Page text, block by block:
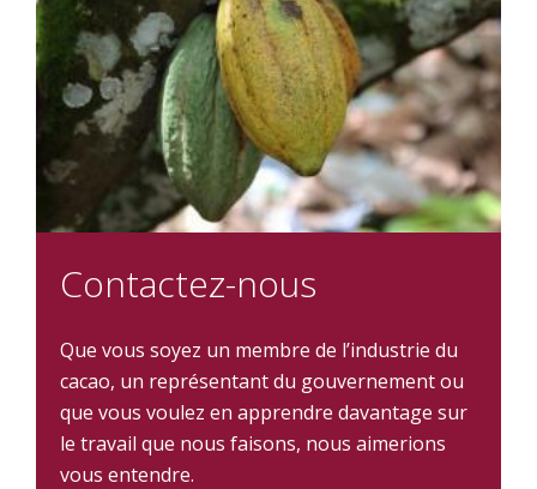
Contactez-nous
Que vous soyez un membre de l’industrie du
cacao, un représentant du gouvernement ou
que vous voulez en apprendre davantage sur
le travail que nous faisons, nous aimerions
vous entendre.